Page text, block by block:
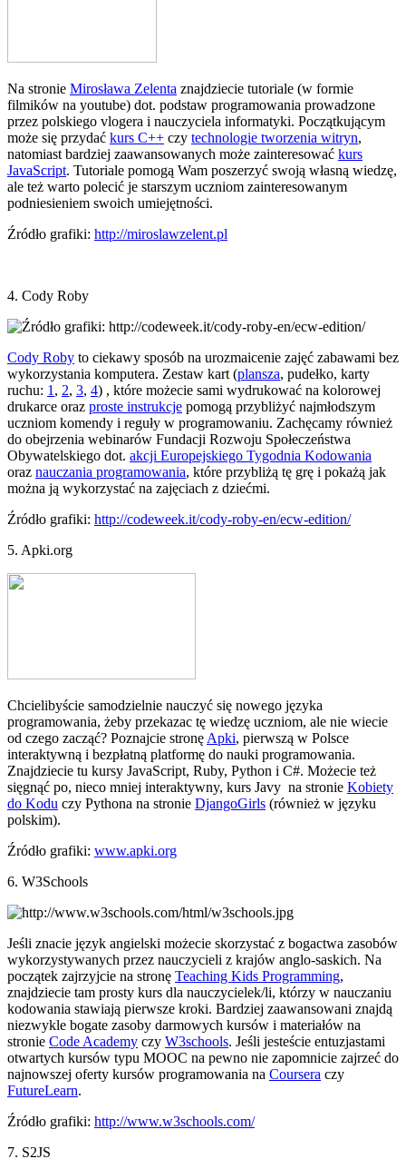
Na stronie Mirosława Zelenta znajdziecie tutoriale (w formie
filmików na youtube) dot. podstaw programowania prowadzone
przez polskiego vlogera i nauczyciela informatyki. Początkującym
może się przydać kurs C++ czy technologie tworzenia witryn,
natomiast bardziej zaawansowanych może zainteresować kurs
JavaScript. Tutoriale pomogą Wam poszerzyć swoją własną wiedzę,
ale też warto polecić je starszym uczniom zainteresowanym
podniesieniem swoich umiejętności.
Źródło grafiki: http://miroslawzelent.pl
4. Cody Roby
Cody Roby to ciekawy sposób na urozmaicenie zajęć zabawami bez
wykorzystania komputera. Zestaw kart (plansza, pudełko, karty
ruchu: 1 , 2, 3, 4) , które możecie sami wydrukować na kolorowej
drukarce oraz proste instrukcje pomogą przybliżyć najmłodszym
uczniom komendy i reguły w programowaniu. Zachęcamy również
do obejrzenia webinarów Fundacji Rozwoju Społeczeństwa
Obywatelskiego dot. akcji Europejskiego Tygodnia Kodowania
oraz nauczania programowania, które przybliżą tę grę i pokażą jak
można ją wykorzystać na zajęciach z dziećmi.
Źródło grafiki: http://codeweek.it/cody-roby-en/ecw-edition/
5. Apki.org
Chcielibyście samodzielnie nauczyć się nowego języka
programowania, żeby przekazac tę wiedzę uczniom, ale nie wiecie
od czego zacząć? Poznajcie stronę Apki, pierwszą w Polsce
interaktywną i bezpłatną platformę do nauki programowania.
Znajdziecie tu kursy JavaScript, Ruby, Python i C#. Możecie też
sięgnąć po, nieco mniej interaktywny, kurs Javy na stronie Kobiety
do Kodu czy Pythona na stronie DjangoGirls (również w języku
polskim).
Źródło grafiki: www.apki.org
6. W3Schools
Jeśli znacie język angielski możecie skorzystać z bogactwa zasobów
wykorzystywanych przez nauczycieli z krajów anglo-saskich. Na
początek zajrzyjcie na stronę Teaching Kids Programming,
znajdziecie tam prosty kurs dla nauczycielek/li, którzy w nauczaniu
kodowania stawiają pierwsze kroki. Bardziej zaawansowani znajdą
niezwykle bogate zasoby darmowych kursów i materiałów na
stronie Code Academy czy W3schools. Jeśli jesteście entuzjastami
otwartych kursów typu MOOC na pewno nie zapomnicie zajrzeć do
najnowszej oferty kursów programowania na Coursera czy
FutureLearn.
Źródło grafiki: http://www.w3schools.com/
7. S2JS